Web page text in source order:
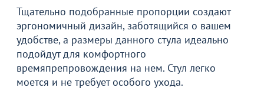
Тщательно подобранные пропорции создают
эргономичный дизайн, заботящийся о вашем
удобстве, а размеры данного стула идеально
подойдут для комфортного
времяпрепровождения на нем. Стул легко
моется и не требует особого ухода.